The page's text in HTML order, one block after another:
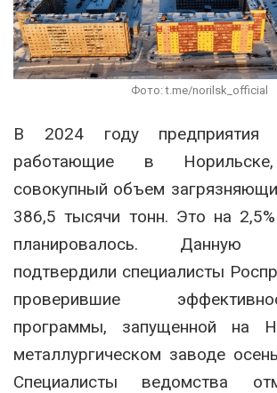
Фото: t.me/norilsk_official
В 2024 году предприятия
работающие в
совокупный объем
386,5 тысячи тонн. Это на
планировалось. Данную
подтвердили специалисты
проверившие
программы, запущенной на
металлургическом заводе
Специалисты ведомства